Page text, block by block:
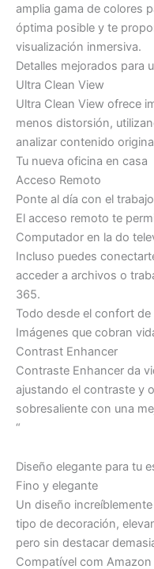
amplia gama de colores
óptima posible y te
visualización inmersiva.
Detalles mejorados para
Ultra Clean View
Ultra Clean View ofrece
menos distorsión,
analizar contenido
Tu nueva oficina en casa
Acceso Remoto
Ponte al día con el
El acceso remoto te
Computador en la do
Incluso puedes
acceder a archivos o
365.
Todo desde el confort de
Imágenes que cobran
Contrast Enhancer
Contraste Enhancer da
ajustando el contraste y
sobresaliente con una
“
Diseño elegante para tu
Fino y elegante
Un diseño
tipo de decoración,
pero sin destacar
Compatível com Amazon